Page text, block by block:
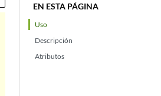
EN ESTA PÁGINA
Uso
Descripción
Atributos